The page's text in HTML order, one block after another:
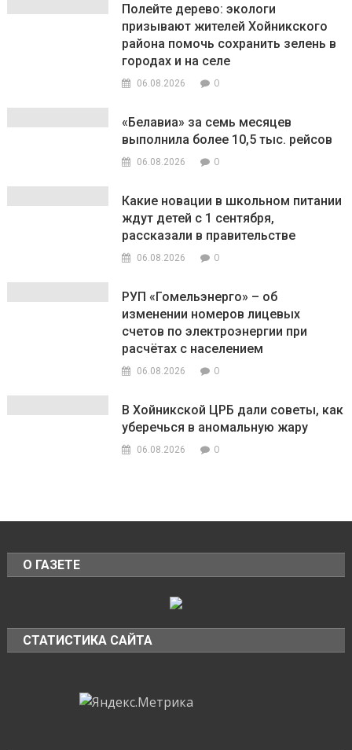
Полейте дерево: экологи
призывают жителей Хойникского
района помочь сохранить зелень в
городах и на селе
06.08.2026 0
«Белавиа» за семь месяцев
выполнила более 10,5 тыс. рейсов
06.08.2026 0
Какие новации в школьном питании
ждут детей с 1 сентября,
рассказали в правительстве
06.08.2026 0
РУП «Гомельэнерго» – об
изменении номеров лицевых
счетов по электроэнергии при
расчётах с населением
06.08.2026 0
В Хойникской ЦРБ дали советы, как
уберечься в аномальную жару
06.08.2026 0
О ГАЗЕТЕ
СТАТИСТИКА САЙТА